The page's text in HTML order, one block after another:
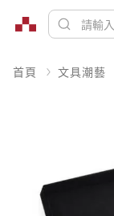
首頁 文具潮藝